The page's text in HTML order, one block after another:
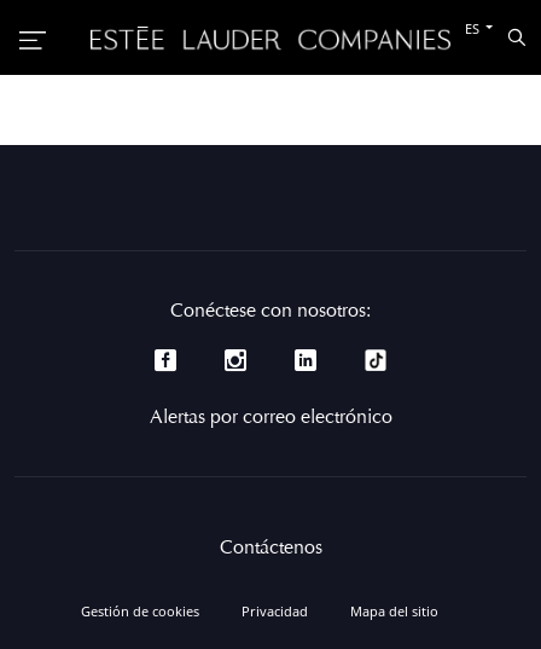
Cambiar
idioma
ES
Conéctese con nosotros:
Alertas por correo electrónico
Contáctenos
Gestión de cookies Privacidad Mapa del sitio